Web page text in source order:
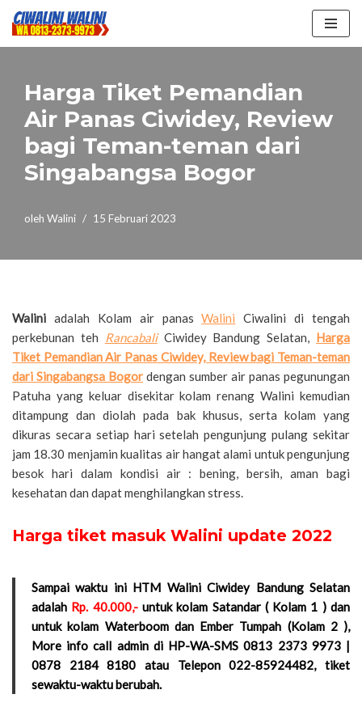
Lompat
konten
Harga Tiket Pemandian
Air Panas Ciwidey, Review
bagi Teman-teman dari
Singabangsa Bogor
oleh Walini 15 Februari 2023
Walini adalah Kolam air panasWalini Ciwalini di tengah
perkebunan teh RancabaliCiwidey Bandung Selatan, Harga
Tiket Pemandian Air Panas Ciwidey, Review bagi Teman-teman
dari Singabangsa Bogor dengan sumber air panas pegunungan
Patuha yang keluar disekitar kolam renang Walini kemudian
ditampung dan diolah pada bak khusus, serta kolam yang
dikuras secara setiap hari setelah pengunjung pulang sekitar
jam 18.30 menjamin kualitas air hangat alami untuk pengunjung
besok hari dalam kondisi air : bening, bersih, aman bagi
kesehatan dan dapat menghilangkan stress.
Harga tiket masuk Walini update 2022
Sampai waktu ini HTM Walini Ciwidey Bandung Selatan
adalah Rp. 40.000,-untuk kolam Satandar ( Kolam 1 ) dan
untuk kolam Waterboom dan Ember Tumpah (Kolam 2 ),
More info call admin di HP-WA-SMS 0813 2373 9973 |
0878 2184 8180 atau Telepon 022-85924482, tiket
sewaktu-waktu berubah.